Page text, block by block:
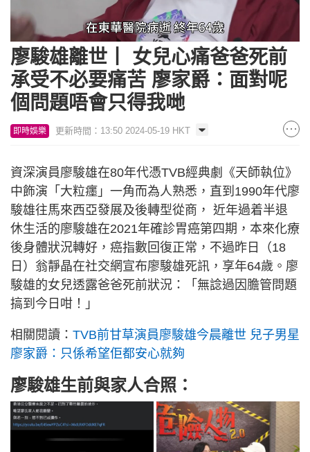
Unmute Loaded:
45.57%
廖駿雄離世丨 女兒心痛爸爸死前
承受不必要痛苦 廖家爵：面對呢
個問題唔會只得我哋
即時娛樂 更新時間：13:50 2024-05-19 HKT
資深演員廖駿雄在80年代憑TVB經典劇《天師執位》
中飾演「大粒癦」一角而為人熟悉，直到1990年代廖
駿雄往馬來西亞發展及後轉型從商， 近年過着半退
休生活的廖駿雄在2021年確診胃癌第四期，本來化療
後身體狀況轉好，癌指數回復正常，不過昨日（18
日）翁靜晶在社交網宣布廖駿雄死訊，享年64歲。廖
駿雄的女兒透露爸爸死前狀況：「無諗過因膽管問題
搞到今日咁！」
相關閱讀： TVB前甘草演員廖駿雄今晨離世 兒子男星
廖家爵：只係希望佢都安心就夠
廖駿雄生前與家人合照：